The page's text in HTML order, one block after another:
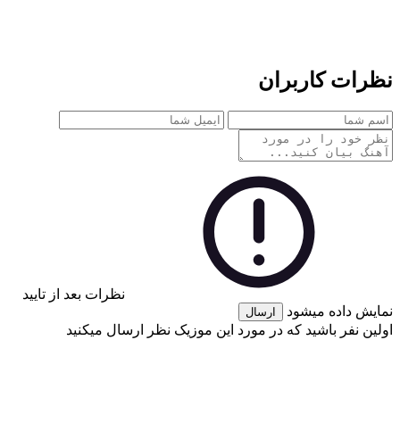
نظرات کاربران
نظرات بعد از تایید
نمایش داده میشود
ارسال
اولین نفر باشید که در مورد این موزیک نظر ارسال میکنید